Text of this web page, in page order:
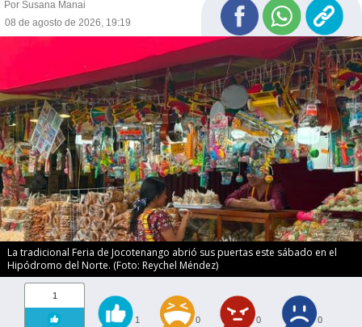
Por Susana Manai
08 de agosto de 2026, 19:19
La tradicional Feria de Jocotenango abrió sus puertas este sábado en el
Hipódromo del Norte. (Foto: Reychel Méndez)
1
1 0 0 0